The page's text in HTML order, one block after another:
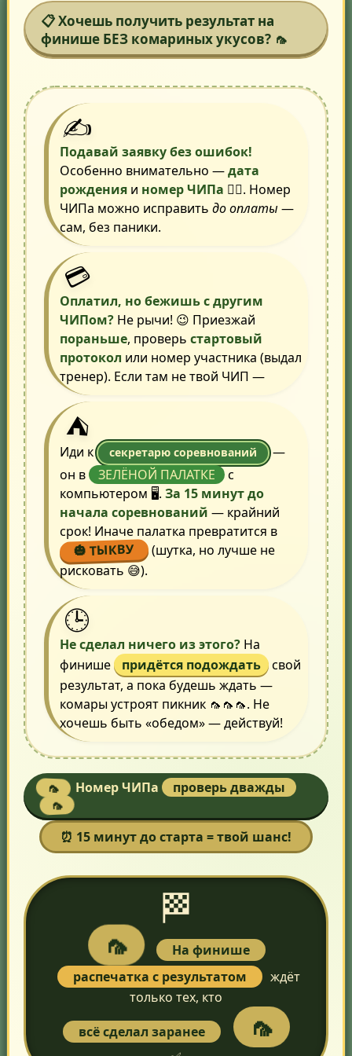
📋 Хочешь получить результат на
финише БЕЗ комариных укусов? 🦟
✍️
Подавай заявку без ошибок!
Особенно внимательно —дата
рождения и номер ЧИПа 🏃‍♂️. Номер
ЧИПа можно исправить до оплаты —
сам, без паники.
💳
Оплатил, но бежишь с другим
ЧИПом? Не рычи! 😉 Приезжай
пораньше, проверь стартовый
протокол или номер участника (выдал
тренер). Если там не твой ЧИП —
⛺
Иди к секретарю соревнований
—
он в
ЗЕЛЁНОЙ ПАЛАТКЕ
с
компьютером 🖥️. За 15 минут до
начала соревнований — крайний
срок! Иначе палатка превратится в
🎃 ТЫКВУ
(шутка, но лучше не
рисковать 😅).
🕒
Не сделал ничего из этого? На
финише
придётся подождать
свой
результат, а пока будешь ждать —
комары устроят пикник 🦟🦟🦟. Не
хочешь быть «обедом» — действуй!
🦟 Номер ЧИПа проверь дважды
🦟
⏰ 15 минут до старта = твой шанс!
🏁
🦟
На финише
распечатка с результатом
ждёт
только тех, кто
всё сделал заранее
🦟